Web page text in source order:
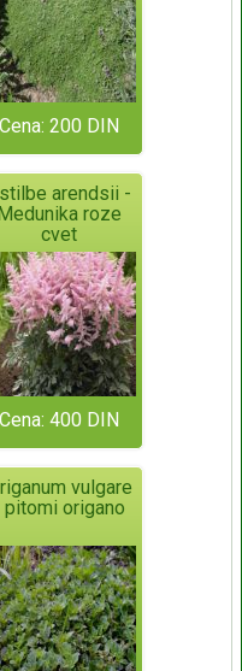
Cena: 200 DIN
arendsii -
roze
cvet
Cena: 400 DIN
vulgare
pitomi origano